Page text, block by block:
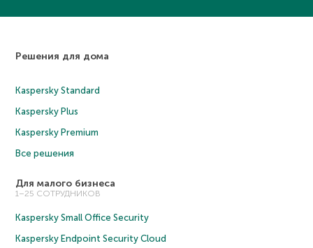
Решения для дома
Kaspersky Standard
Kaspersky Plus
Kaspersky Premium
Все решения
Для малого бизнеса
1–25 СОТРУДНИКОВ
Kaspersky Small Office Security
Kaspersky Endpoint Security Cloud